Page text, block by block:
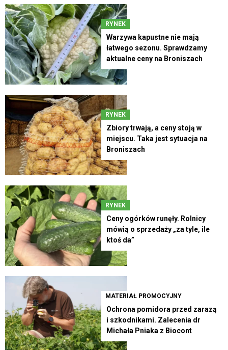
RYNEK
Warzywa kapustne nie mają
łatwego sezonu. Sprawdzamy
aktualne ceny na Broniszach
RYNEK
Zbiory trwają, a ceny stoją w
miejscu. Taka jest sytuacja na
Broniszach
RYNEK
Ceny ogórków runęły. Rolnicy
mówią o sprzedaży „za tyle, ile
ktoś da”
MATERIAŁ PROMOCYJNY
Ochrona pomidora przed zarazą
i szkodnikami. Zalecenia dr
Michała Pniaka z Biocont